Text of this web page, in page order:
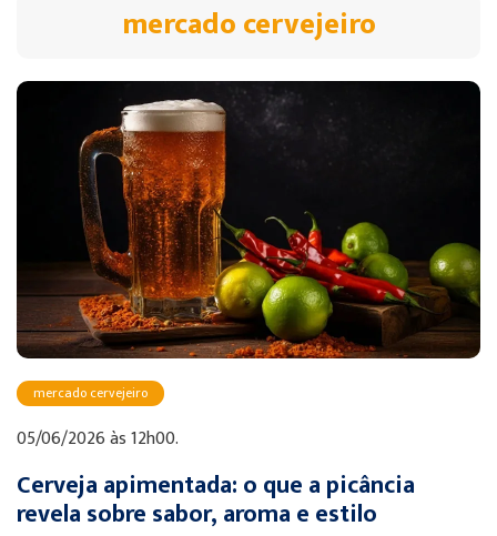
mercado cervejeiro
mercado cervejeiro
05/06/2026 às 12h00.
Cerveja apimentada: o que a picância
revela sobre sabor, aroma e estilo